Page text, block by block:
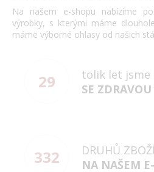
Na našem e-shopu nabízíme
výrobky, s kterými máme
máme výborné ohlasy od našich
29
tolik let jsme
SE
332
DRUHŮ ZBOŽÍ
NA NAŠEM